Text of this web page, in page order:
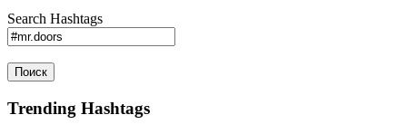
Search Hashtags
Поиск
Trending Hashtags